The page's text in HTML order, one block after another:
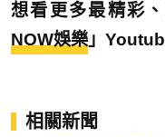
想看更多最精彩
NOW娛樂 」
相關新聞